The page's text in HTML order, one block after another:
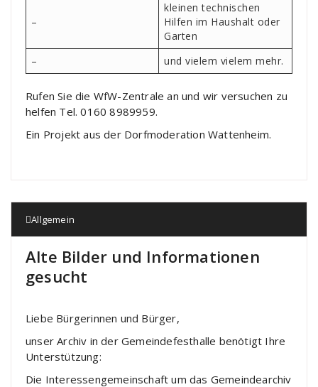
–
kleinen technischen
Hilfen im Haushalt oder
Garten
–
und vielem vielem mehr.
Rufen Sie die WfW-Zentrale an und wir versuchen zu
helfen Tel. 0160 8989959.
Ein Projekt aus der Dorfmoderation Wattenheim.
Allgemein
Alte Bilder und Informationen
gesucht
Liebe Bürgerinnen und Bürger,
unser Archiv in der Gemeindefesthalle benötigt Ihre
Unterstützung:
Die Interessengemeinschaft um das Gemeindearchiv